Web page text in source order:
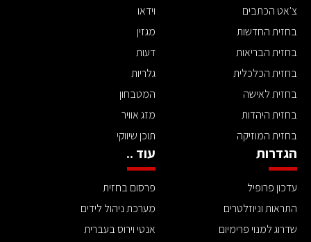
צ'אט הכתבים
בחזית החדשות
בחזית הבריאות
בחזית הכלכלית
בחזית לאישה
בחזית היהדות
בחזית המוזיקה
וידאו
מגזין
דעות
גלריות
המטבחון
מזג אוויר
תוכן שיווקי
הגדרות
עדכון פרופיל
התראות וניוזלטרים
שדרוג למנוי פרימיום
עוד ..
פרסום בחזית
מערכת ניהול לידים
אנטי וירוס בעברית